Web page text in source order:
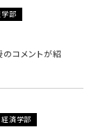
部
のコメントが紹
経済学部